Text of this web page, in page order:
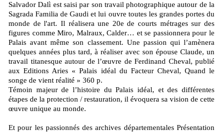
Salvador Dalì est saisi par son travail photographique autour de la
Sagrada Familia de Gaudi et lui ouvre toutes les grandes portes du
monde de l'art. Il réalisera une 20e de courts métrages sur des
figures comme Miro, Malraux, Calder… et se passionnera pour le
Palais avant même son classement. Une passion qui l’amènera
quelques années plus tard, à réaliser avec son épouse Claude, un
travail titanesque autour de l’œuvre de Ferdinand Cheval, publié
aux Editions Aries « Palais idéal du Facteur Cheval, Quand le
songe de vient réalité » 360 p.
Témoin majeur de l’histoire du Palais idéal, et des différentes
étapes de la protection / restauration, il évoquera sa vision de cette
œuvre unique au monde.
Et pour les passionnés des archives départementales Présentation